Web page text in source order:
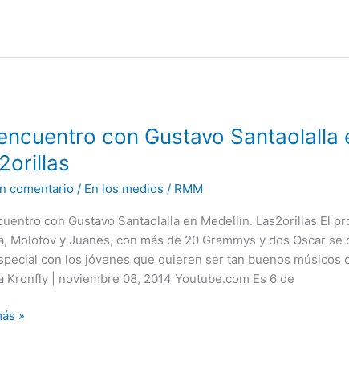
con Gustavo Santaolalla
comentario / En los medios / RMM
con Gustavo Santaolalla en Medellín. Las2orillas El
Molotov y Juanes, con más de 20 Grammys y dos Oscar
con los jóvenes que quieren ser tan buenos músicos
Kronfly | noviembre 08, 2014 Youtube.com Es 6 de
»